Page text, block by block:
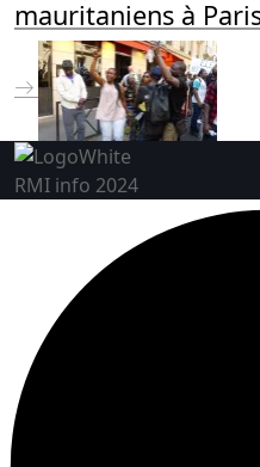
mauritaniens à
RMI info 2024